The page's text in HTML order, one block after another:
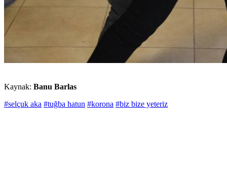
Kaynak: Banu Barlas
#selçuk aka #tuğba hatun #korona #biz bize yeteriz